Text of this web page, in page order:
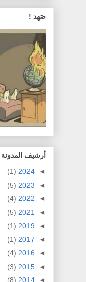
صَهد !
أرشيف المدونة
◄
2024
(1)
◄
2023
(5)
◄
2022
(4)
◄
2021
(5)
◄
2019
(1)
◄
2017
(1)
◄
2016
(4)
◄
2015
(3)
◄
2014
(8)